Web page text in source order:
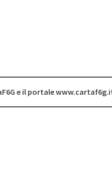
e il portale